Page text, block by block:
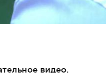
видео.